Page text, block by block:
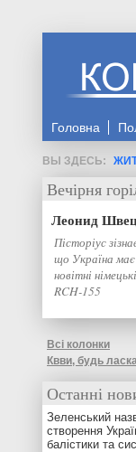
Головна
Вечірня
Леонид
Пісторіус
що Україна має
новітні
RCH-155
Всі колонки
Квви, будь
Останні
Зеленський
створення
балістики та